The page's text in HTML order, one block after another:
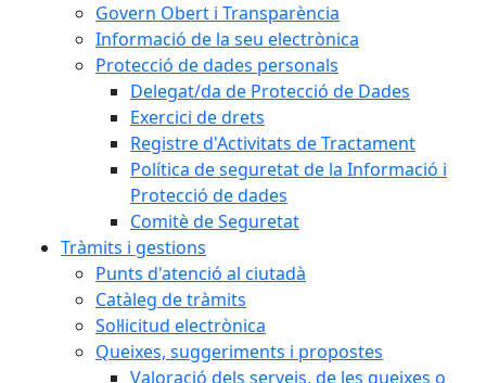
Govern Obert i Transparència
Informació de la seu electrònica
Protecció de dades personals
Delegat/da de Protecció de Dades
Exercici de drets
Registre d'Activitats de Tractament
Política de seguretat de la Informació i
Protecció de dades
Comitè de Seguretat
Tràmits i gestions
Punts d'atenció al ciutadà
Catàleg de tràmits
Sol·licitud electrònica
Queixes, suggeriments i propostes
Valoració dels serveis, de les queixes o